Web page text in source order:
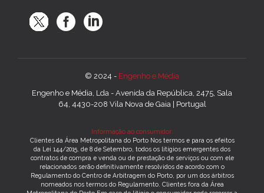
© 2024 - Engenho e Média
Engenho e Média, Lda - Avenida da República, 2475, Sala
64, 4430-208 Vila Nova de Gaia | Portugal
Informação ao consumidor:
Clientes da Área Metropolitana do Porto Nos termos e para os efeitos
da Lei 144/2015, de 8 de Setembro, todos os litígios emergentes dos
contratos de compra e venda ou de prestação de serviços ou com ele
relacionados serão definitivamente resolvidos de acordo com o
Regulamento do Centro de Arbitragem do Porto, por um dos árbitros
nomeados nos termos do Regulamento. Clientes fora da Área